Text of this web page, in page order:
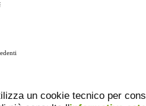
un cookie tecnico per